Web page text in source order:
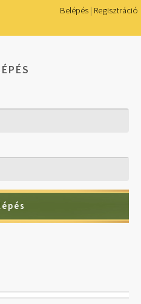
Belépés | Regisztráció